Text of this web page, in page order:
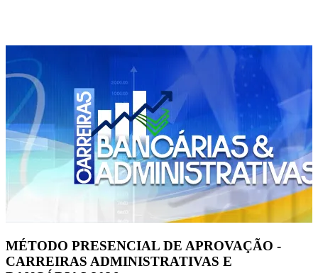
MÉTODO PRESENCIAL DE APROVAÇÃO -
CARREIRAS ADMINISTRATIVAS E